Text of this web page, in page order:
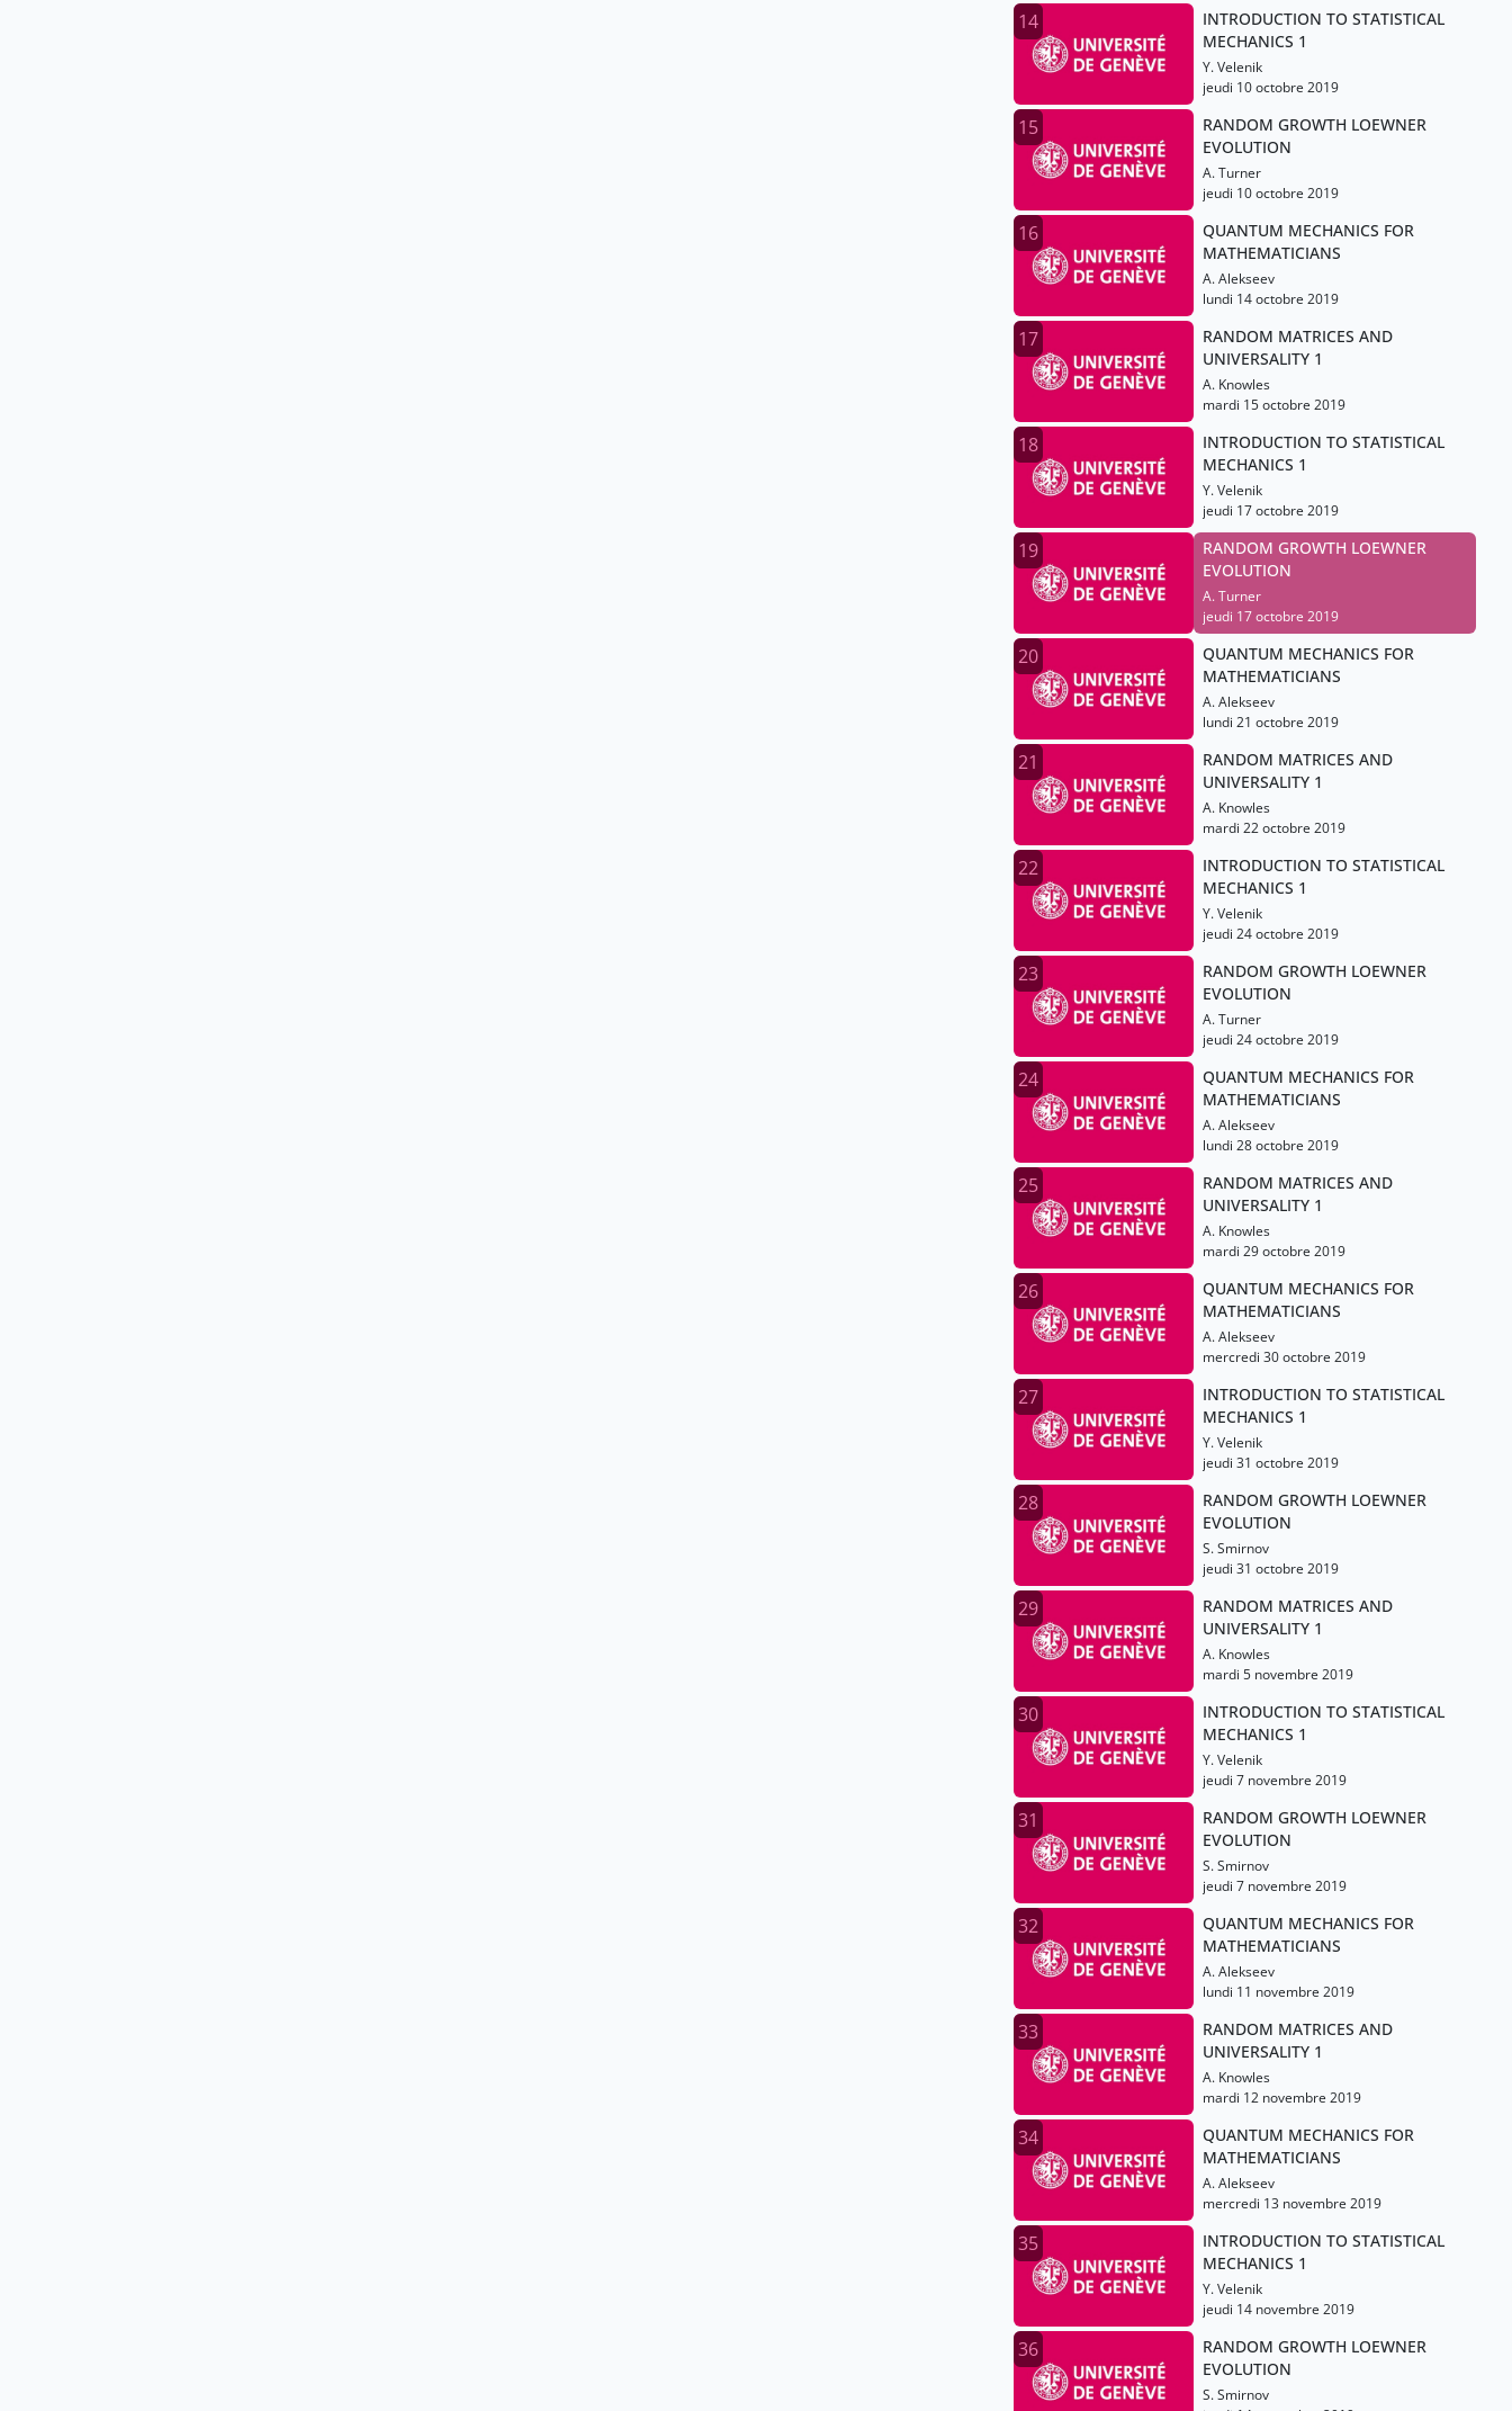
14
INTRODUCTION TO STATISTICAL
MECHANICS 1
Y. Velenik
jeudi 10 octobre 2019
15
RANDOM GROWTH LOEWNER
EVOLUTION
A. Turner
jeudi 10 octobre 2019
16
QUANTUM MECHANICS FOR
MATHEMATICIANS
A. Alekseev
lundi 14 octobre 2019
17
RANDOM MATRICES AND
UNIVERSALITY 1
A. Knowles
mardi 15 octobre 2019
18
INTRODUCTION TO STATISTICAL
MECHANICS 1
Y. Velenik
jeudi 17 octobre 2019
19
RANDOM GROWTH LOEWNER
EVOLUTION
A. Turner
jeudi 17 octobre 2019
20
QUANTUM MECHANICS FOR
MATHEMATICIANS
A. Alekseev
lundi 21 octobre 2019
21
RANDOM MATRICES AND
UNIVERSALITY 1
A. Knowles
mardi 22 octobre 2019
22
INTRODUCTION TO STATISTICAL
MECHANICS 1
Y. Velenik
jeudi 24 octobre 2019
23
RANDOM GROWTH LOEWNER
EVOLUTION
A. Turner
jeudi 24 octobre 2019
24
QUANTUM MECHANICS FOR
MATHEMATICIANS
A. Alekseev
lundi 28 octobre 2019
25
RANDOM MATRICES AND
UNIVERSALITY 1
A. Knowles
mardi 29 octobre 2019
26
QUANTUM MECHANICS FOR
MATHEMATICIANS
A. Alekseev
mercredi 30 octobre 2019
27
INTRODUCTION TO STATISTICAL
MECHANICS 1
Y. Velenik
jeudi 31 octobre 2019
28
RANDOM GROWTH LOEWNER
EVOLUTION
S. Smirnov
jeudi 31 octobre 2019
29
RANDOM MATRICES AND
UNIVERSALITY 1
A. Knowles
mardi 5 novembre 2019
30
INTRODUCTION TO STATISTICAL
MECHANICS 1
Y. Velenik
jeudi 7 novembre 2019
31
RANDOM GROWTH LOEWNER
EVOLUTION
S. Smirnov
jeudi 7 novembre 2019
32
QUANTUM MECHANICS FOR
MATHEMATICIANS
A. Alekseev
lundi 11 novembre 2019
33
RANDOM MATRICES AND
UNIVERSALITY 1
A. Knowles
mardi 12 novembre 2019
34
QUANTUM MECHANICS FOR
MATHEMATICIANS
A. Alekseev
mercredi 13 novembre 2019
35
INTRODUCTION TO STATISTICAL
MECHANICS 1
Y. Velenik
jeudi 14 novembre 2019
36
RANDOM GROWTH LOEWNER
EVOLUTION
S. Smirnov